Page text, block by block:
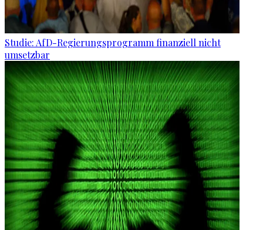
Studie: AfD-Regierungsprogramm finanziell nicht
umsetzbar